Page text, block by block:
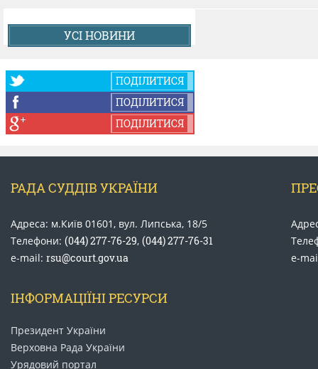
УСІ НОВИНИ
ПОДІЛИТИСЯ
ПОДІЛИТИСЯ
ПОДІЛИТИСЯ
РАДА СУДДІВ УКРАЇНИ
Адреса: м.Київ 01601, вул. Липська, 18/5
Телефони: (044) 277-76-29, (044) 277-76-31
e-mail: rsu@court.gov.ua
e-
ІНФОРМАЦІЇНІ РЕСУРСИ
Президент України
Верховна Рада України
Урядовий портал